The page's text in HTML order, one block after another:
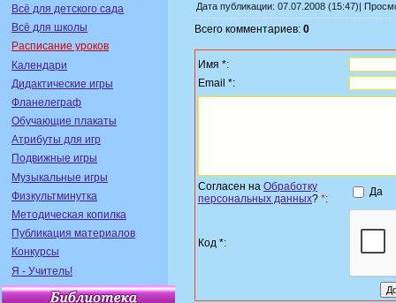
Всё для детского сада
Всё для школы
Расписание уроков
Календари
Дидактические игры
Фланелеграф
Обучающие плакаты
Атрибуты для игр
Подвижные игры
Музыкальные игры
Физкультминутка
Методическая копилка
Публикация материалов
Конкурсы
Я - Учитель!
Дата публикации: 07.07.2008 (15:47)|
Всего комментариев: 0
Имя *:
Email *:
Согласен на Обработку
персональных данных? *:
Да
Код *: